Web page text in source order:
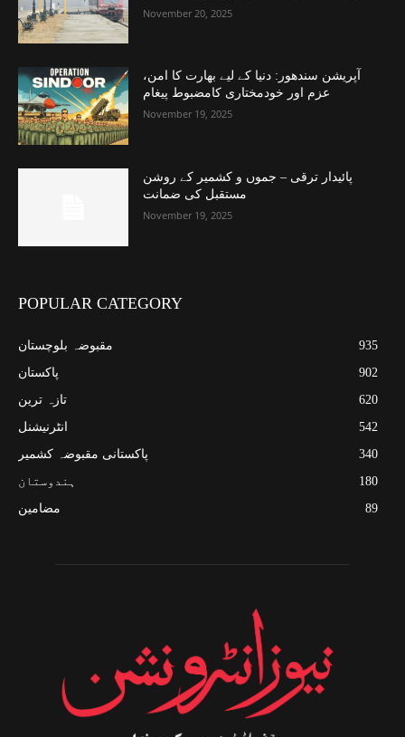
November 20, 2025
آپریشن سندھور: دنیا کے لیے بھارت کا امن،
عزم اور خودمختاری کامضبوط پیغام
November 19, 2025
پائیدار ترقی – جموں و کشمیر کے روشن
مستقبل کی ضمانت
November 19, 2025
POPULAR CATEGORY
مقبوضہ بلوچستان
935
پاکستان
902
تازہ ترین
620
انٹرنیشنل
542
پاکستانی مقبوضہ کشمیر
340
ہندوستان
180
مضامین
89